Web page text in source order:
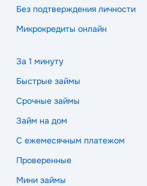
Без подтверждения личности
Микрокредиты онлайн
За 1 минуту
Быстрые займы
Срочные займы
Займ на дом
С ежемесячным платежом
Проверенные
Мини займы